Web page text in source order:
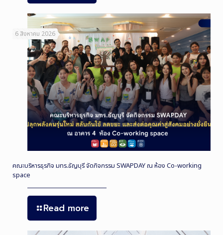
6 สิงหาคม 2026
คณะบริหารธุรกิจ มทร.ธัญบุรี จัดกิจกรรม SWAPDAY ณ ห้อง Co-working
space
Read more